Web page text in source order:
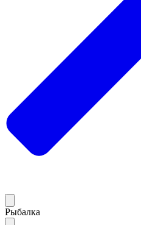
Рыбалка